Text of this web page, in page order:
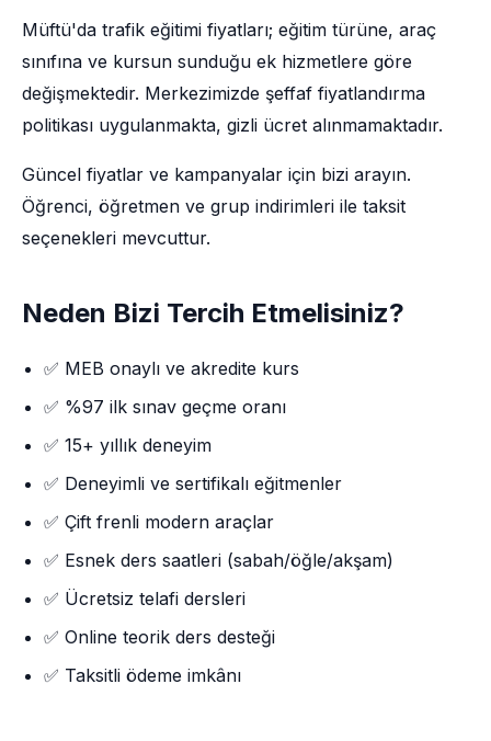
Müftü'da trafik eğitimi fiyatları; eğitim türüne, araç
sınıfına ve kursun sunduğu ek hizmetlere göre
değişmektedir. Merkezimizde şeffaf fiyatlandırma
politikası uygulanmakta, gizli ücret alınmamaktadır.
Güncel fiyatlar ve kampanyalar için bizi arayın.
Öğrenci, öğretmen ve grup indirimleri ile taksit
seçenekleri mevcuttur.
Neden Bizi Tercih Etmelisiniz?
✅ MEB onaylı ve akredite kurs
✅ %97 ilk sınav geçme oranı
✅ 15+ yıllık deneyim
✅ Deneyimli ve sertifikalı eğitmenler
✅ Çift frenli modern araçlar
✅ Esnek ders saatleri (sabah/öğle/akşam)
✅ Ücretsiz telafi dersleri
✅ Online teorik ders desteği
✅ Taksitli ödeme imkânı